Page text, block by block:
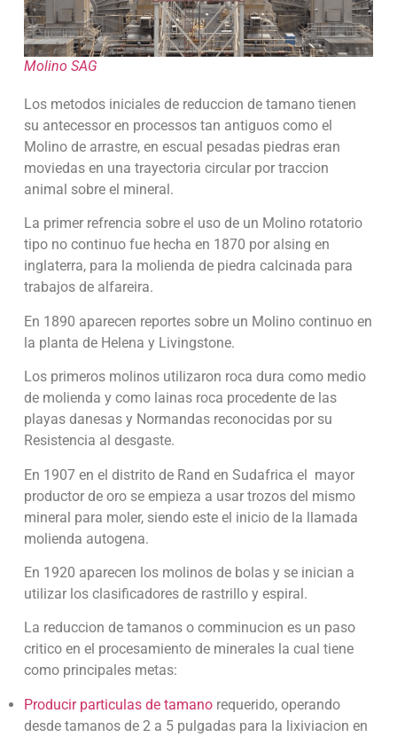
Molino SAG
Los metodos iniciales de reduccion de tamano tienen
su antecessor en processos tan antiguos como el
Molino de arrastre, en escual pesadas piedras eran
moviedas en una trayectoria circular por traccion
animal sobre el mineral.
La primer refrencia sobre el uso de un Molino rotatorio
tipo no continuo fue hecha en 1870 por alsing en
inglaterra, para la molienda de piedra calcinada para
trabajos de alfareira.
En 1890 aparecen reportes sobre un Molino continuo en
la planta de Helena y Livingstone.
Los primeros molinos utilizaron roca dura como medio
de molienda y como lainas roca procedente de las
playas danesas y Normandas reconocidas por su
Resistencia al desgaste.
En 1907 en el distrito de Rand en Sudafrica el mayor
productor de oro se empieza a usar trozos del mismo
mineral para moler, siendo este el inicio de la llamada
molienda autogena.
En 1920 aparecen los molinos de bolas y se inician a
utilizar los clasificadores de rastrillo y espiral.
La reduccion de tamanos o comminucion es un paso
critico en el procesamiento de minerales la cual tiene
como principales metas:
Producir particulas de tamanorequerido, operando
desde tamanos de 2 a 5 pulgadas para la lixiviacion en